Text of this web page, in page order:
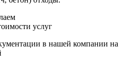
услуг
в нашей компании на